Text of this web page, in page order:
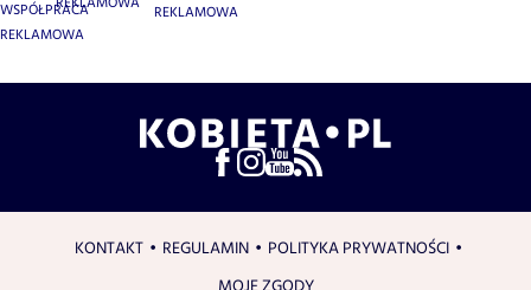
WSPÓŁPRACA
REKLAMOWA
REKLAMOWA
KONTAKT REGULAMIN
POLITYKA PRYWATNOŚCI